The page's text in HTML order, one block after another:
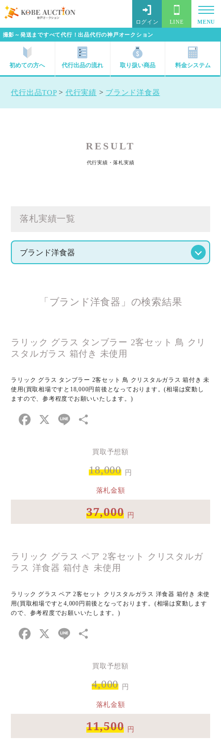
撮影～発送まですべて代行！出品代行の神戸オークション
ログイン LINE MENU
初めての方へ 代行出品の流れ 取り扱い商品 料金システム
代行出品TOP> 代行実績 > ブランド洋食器
RESULT
代行実績・落札実績
落札実績一覧
「ブランド洋食器」の検索結果
ラリック グラス タンブラー 2客セット 鳥 クリ
スタルガラス 箱付き 未使用
ラリック グラス タンブラー 2客セット 鳥 クリスタルガラス 箱付き 未
使用(買取相場ですと18,000円前後となっております。(相場は変動し
ますので、参考程度でお願いいたします。)
Facebook
X Line
買取予想額
18,000 円
落札金額
37,000 円
ラリック グラス ペア 2客セット クリスタルガ
ラス 洋食器 箱付き 未使用
ラリック グラス ペア 2客セット クリスタルガラス 洋食器 箱付き 未使
用(買取相場ですと4,000円前後となっております。(相場は変動します
ので、参考程度でお願いいたします。)
Facebook
X Line
買取予想額
4,000 円
落札金額
11,500 円